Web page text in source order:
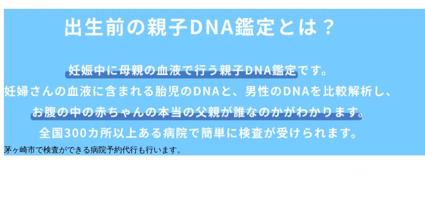
茅ヶ崎市で検査ができる病院予約代行も行います。